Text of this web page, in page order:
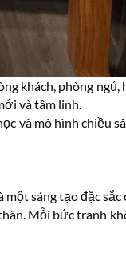
khách, phòng ngủ,
và tâm linh.
mô hình chiều
sáng tạo đặc sắc
Mỗi bức tranh